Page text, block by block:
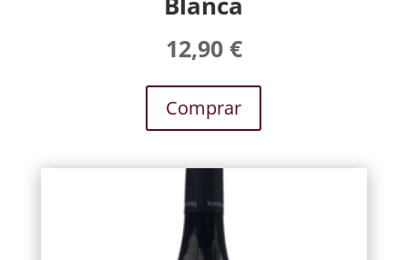
12,90 €
Comprar